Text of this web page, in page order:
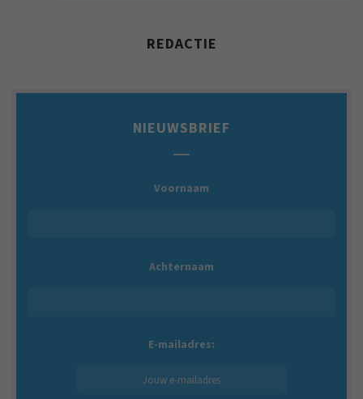
REDACTIE
NIEUWSBRIEF
Voornaam
Achternaam
E-mailadres: